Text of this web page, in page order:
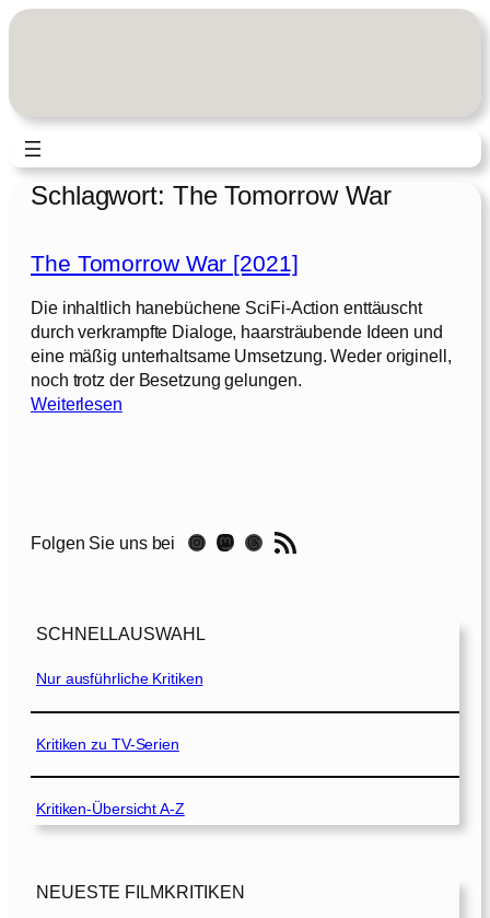
Zum
Schlagwort: The Tomorrow War
The Tomorrow War [2021]
Die inhaltlich hanebüchene SciFi-Action enttäuscht
durch verkrampfte Dialoge, haarsträubende Ideen und
eine mäßig unterhaltsame Umsetzung. Weder originell,
noch trotz der Besetzung gelungen.
Weiterlesen:
m
o
W
a
r
0
2
Folgen Sie uns bei Instagram Mastodon Threads RSS-Feed
SCHNELLAUSWAHL
Nur ausführliche Kritiken
Kritiken zu TV-Serien
Kritiken-Übersicht A-Z
NEUESTE FILMKRITIKEN